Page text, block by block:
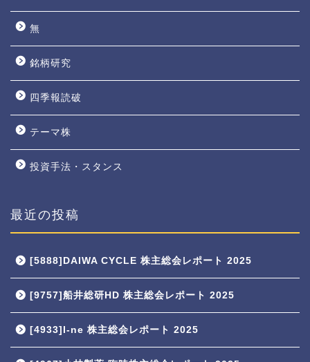
無
銘柄研究
四季報読破
テーマ株
投資手法・スタンス
最近の投稿
[5888]DAIWA CYCLE 株主総会レポート 2025
[9757]船井総研HD 株主総会レポート 2025
[4933]I-ne 株主総会レポート 2025